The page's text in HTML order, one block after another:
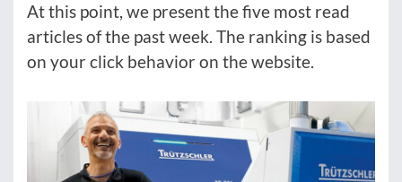
At this point, we present the five most read
articles of the past week. The ranking is based
on your click behavior on the website.